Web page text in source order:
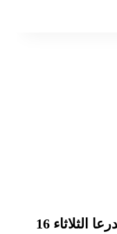
أسعار الذهب والليرة السورية بدرعا الثلاثاء 16